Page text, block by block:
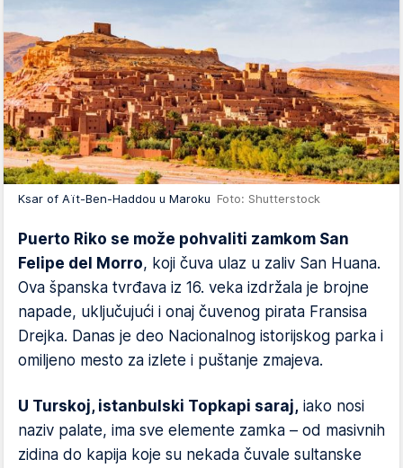
Ksar of Aït-Ben-Haddou u Maroku Foto: Shutterstock
Puerto Riko se može pohvaliti zamkom San
Felipe del Morro, koji čuva ulaz u zaliv San Huana.
Ova španska tvrđava iz 16. veka izdržala je brojne
napade, uključujući i onaj čuvenog pirata Fransisa
Drejka. Danas je deo Nacionalnog istorijskog parka i
omiljeno mesto za izlete i puštanje zmajeva.
U Turskoj, istanbulski Topkapi saraj, iako nosi
naziv palate, ima sve elemente zamka – od masivnih
zidina do kapija koje su nekada čuvale sultanske